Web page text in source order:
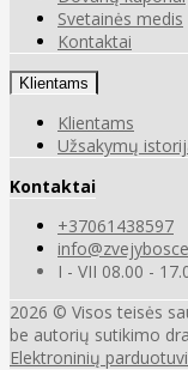
Svetainės medis
Kontaktai
Klientams
Klientams
Užsakymų
Kontaktai
+37061438597
I - VII 08.00 -
2026 © Visos teisės
be autorių sutikimo
Elektroninių